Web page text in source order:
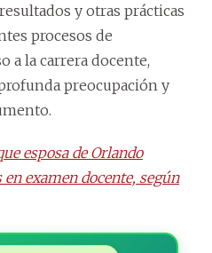
y otras prácticas
procesos de
a la carrera docente,
preocupación y
esposa de Orlando
examen docente, según